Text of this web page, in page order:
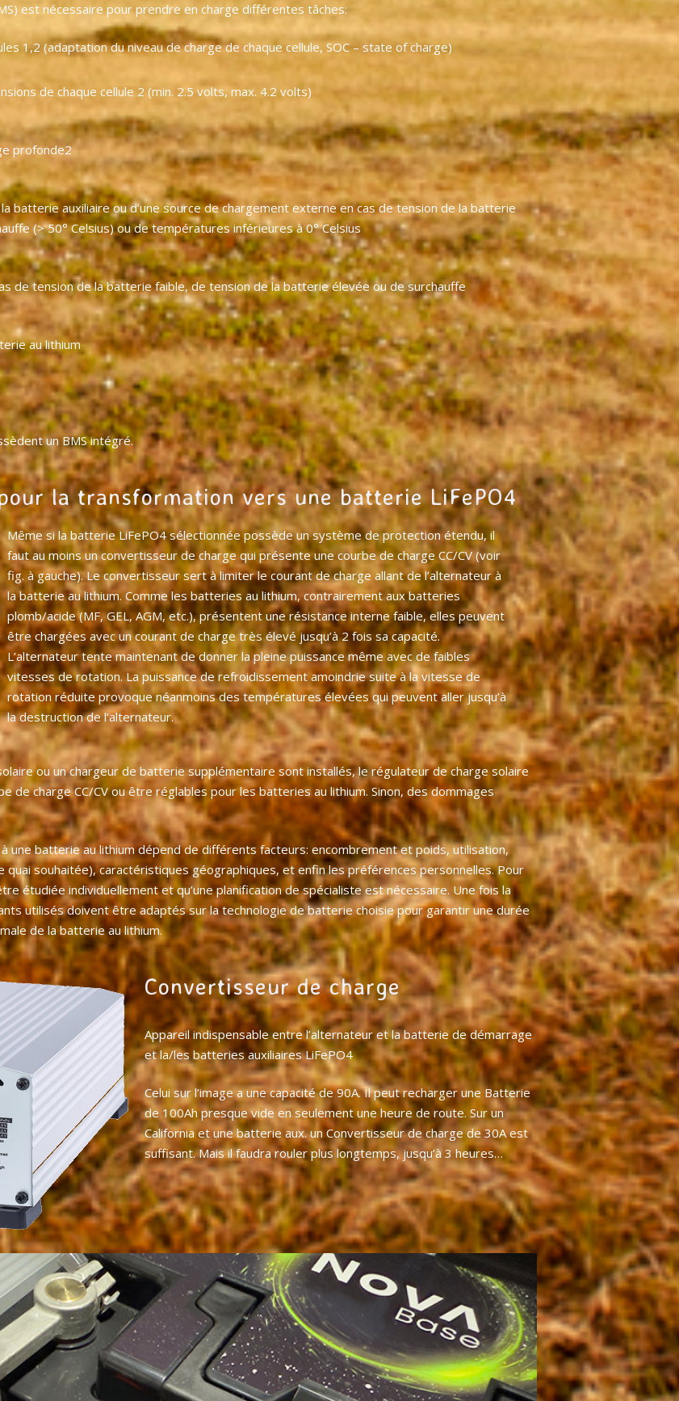
est nécessaire pour prendre en charge différentes tâches:
1,2 (adaptation du niveau de charge de chaque cellule, SOC – state of charge)
de chaque cellule 2 (min. 2.5 volts, max. 4.2 volts)
profonde2
batterie auxiliaire ou d’une source de chargement externe en cas de tension de la batterie
(> 50° Celsius) ou de températures inférieures à 0° Celsius
de tension de la batterie faible, de tension de la batterie élevée ou de surchauffe
au lithium
un BMS intégré.
la transformation vers une batterie LiFePO4
Même si la batterie LiFePO4 sélectionnée possède un système de protection étendu, il
faut au moins un convertisseur de charge qui présente une courbe de charge CC/CV (voir
fig. à gauche). Le convertisseur sert à limiter le courant de charge allant de l’alternateur à
la batterie au lithium. Comme les batteries au lithium, contrairement aux batteries
plomb/acide (MF, GEL, AGM, etc.), présentent une résistance interne faible, elles peuvent
être chargées avec un courant de charge très élevé jusqu’à 2 fois sa capacité.
L’alternateur tente maintenant de donner la pleine puissance même avec de faibles
vitesses de rotation. La puissance de refroidissement amoindrie suite à la vitesse de
rotation réduite provoque néanmoins des températures élevées qui peuvent aller jusqu’à
la destruction de l’alternateur.
ou un chargeur de batterie supplémentaire sont installés, le régulateur de charge solaire
de charge CC/CV ou être réglables pour les batteries au lithium. Sinon, des dommages
une batterie au lithium dépend de différents facteurs: encombrement et poids, utilisation,
quai souhaitée), caractéristiques géographiques, et enfin les préférences personnelles. Pour
étudiée individuellement et qu’une planification de spécialiste est nécessaire. Une fois la
utilisés doivent être adaptés sur la technologie de batterie choisie pour garantir une durée
de la batterie au lithium.
Convertisseur de charge
Appareil indispensable entre l’alternateur et la batterie de démarrage
et la/les batteries auxiliaires LiFePO4
Celui sur l’image a une capacité de 90A. Il peut recharger une Batterie
de 100Ah presque vide en seulement une heure de route. Sur un
California et une batterie aux. un Convertisseur de charge de 30A est
suffisant. Mais il faudra rouler plus longtemps, jusqu’à 3 heures…